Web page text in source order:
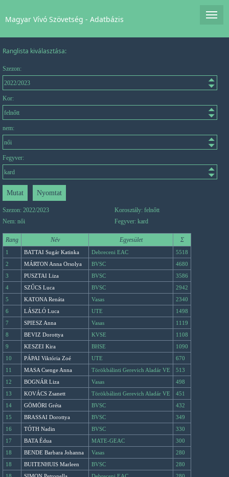
Magyar Vívó Szövetség - Adatbázis
Ranglista kiválasztása:
Szezon:
Kor:
nem:
Fegyver:
Szezon: 2022/2023
Korosztály: felnőtt
Nem: női
Fegyver: kard
Rang Név Egyesület Σ
1 BATTAI Sugár Katinka Debreceni EAC
5518
2
MÁRTON Anna Orsolya BVSC
4680
3
PUSZTAI Liza BVSC
3586
4
SZŰCS Luca BVSC
2942
5
KATONA Renáta Vasas
2340
6
LÁSZLÓ Luca UTE
1498
7
SPIESZ Anna Vasas
1119
8
BEVIZ Dorottya KVSE
1108
9
KESZEI Kira BHSE
1090
10
PÁPAI Viktória Zoé UTE
670
11
MASA Csenge Anna Törökbálinti Gerevich Aladár VE
513
12
BOGNÁR Liza Vasas
498
13
KOVÁCS Zsanett Törökbálinti Gerevich Aladár VE
451
14
GÖMÖRI Gréta BVSC
432
15
BRASSAI Dorottya BVSC
349
16
TÓTH Nadin BVSC
330
17
BATA Édua MATE-GEAC
300
18
BENDE Barbara Johanna Vasas
280
18
BUITENHUIS Marleen BVSC
280